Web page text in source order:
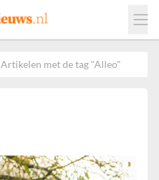
Artikelen met de tag "Alleo"